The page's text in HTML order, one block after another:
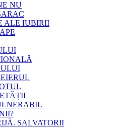
NU
ALE IUBIRII
SALVATORII